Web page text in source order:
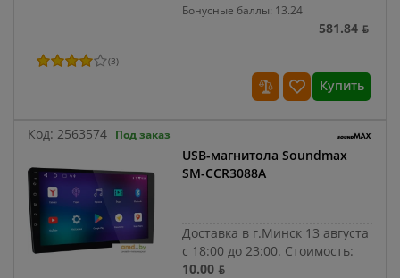
Бонусные баллы: 13.24
581.84 ƃ
(3)
Купить
Код: 2563574 Под заказ
USB-магнитола Soundmax
SM-CCR3088A
Доставка в г.Минск 13 августа
с 18:00 до 23:00. Стоимость:
10.00 ƃ